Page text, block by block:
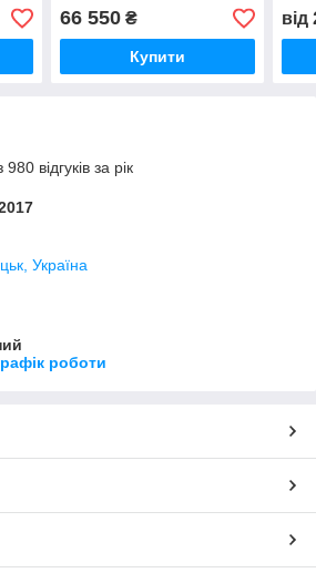
66 550₴
Купити
від
відгуків за рік
Україна
роботи